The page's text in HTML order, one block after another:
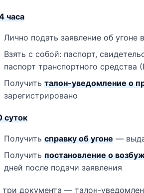
часа
Лично подать заявление об угоне
Взять с собой: паспорт,
паспорт транспортного
Получить талон-уведомление о
зарегистрировано
суток
Получить справку об угоне—
Получить постановление о
дней после подачи заявления
три документа — талон-